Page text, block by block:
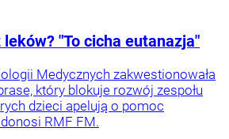
"To cicha eutanazja"
Medycznych zakwestionowała
który blokuje rozwój zespołu
dzieci apelują o pomoc
RMF FM.